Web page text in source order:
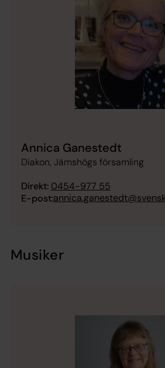
Annica Ganestedt
Diakon, Jämshögs församling
Direkt: 0454-977 55
E-post:
Musiker